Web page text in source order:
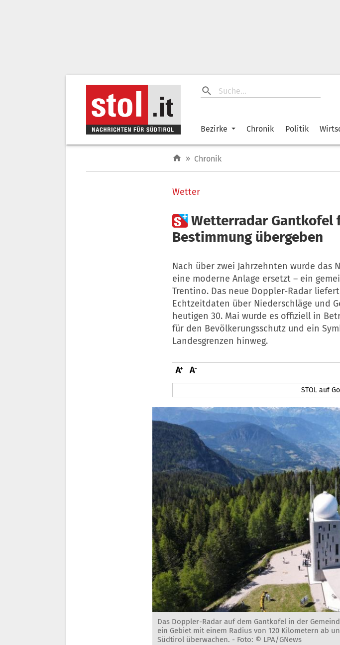
Bezirke Chronik Politik
» Chronik
Wetter
Wetterradar Gantkofel
Bestimmung übergeben
Nach über zwei Jahrzehnten wurde das
eine moderne Anlage ersetzt – ein
Trentino. Das neue Doppler-Radar
Echtzeitdaten über Niederschläge und
heutigen 30. Mai wurde es offiziell in
für den Bevölkerungsschutz und ein
Landesgrenzen hinweg.
STOL auf
Das Doppler-Radar auf dem Gantkofel in der
ein Gebiet mit einem Radius von 120 Kilometern ab
Südtirol überwachen. - Foto: © LPA/GNews